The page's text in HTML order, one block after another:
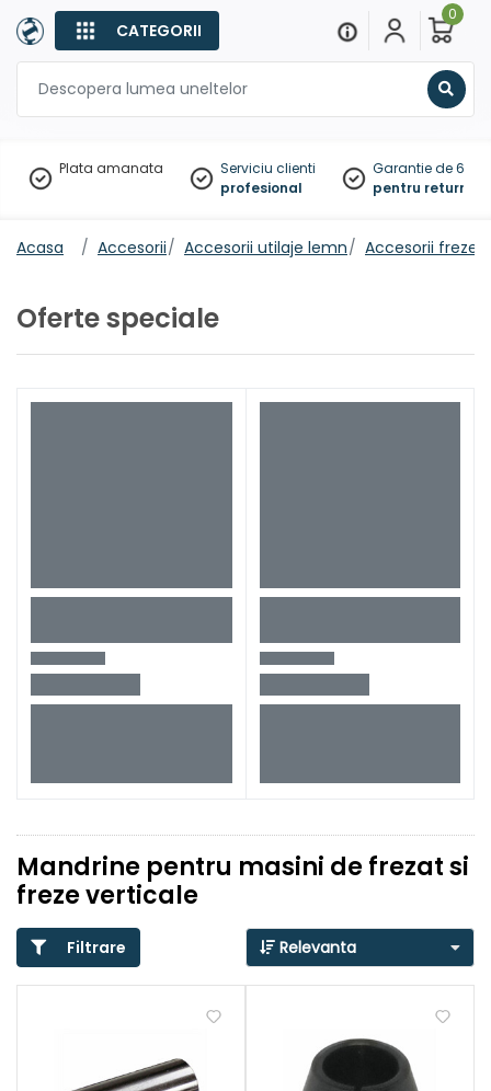
CATEGORII
0
Plata amanata
Serviciu clienti
profesional
Garantie de 60
pentru
Acasa Accesorii Accesorii utilaje lemn Accesorii freze
Oferte speciale
Mandrine pentru masini de frezat si
freze verticale
Filtrare Relevanta